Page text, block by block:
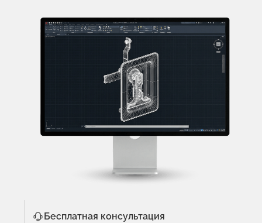
Бесплатная консультация